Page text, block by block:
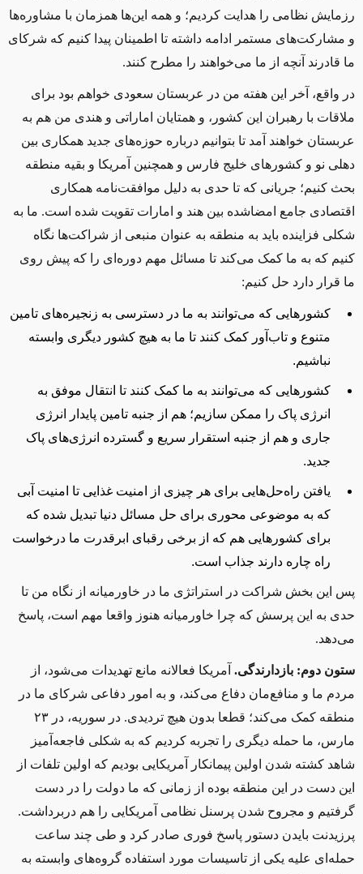
رزمایش نظامی را هدایت کردیم؛ و همه این‌ها همزمان با مشاوره‌ها
و مشارکت‌های مستمر ادامه داشته تا اطمینان پیدا کنیم که شرکای
ما قادرند آنچه از ما می‌خواهند را مطرح کنند.
در واقع، آخر این هفته من در عربستان سعودی خواهم بود برای
ملاقات با رهبران این کشور، و همتایان اماراتی و هندی من هم به
عربستان خواهند آمد تا بتوانیم درباره حوزه‌های جدید همکاری بین
دهلی نو و کشورهای خلیج فارس و همچنین آمریکا و بقیه منطقه
بحث کنیم؛ جریانی که تا حدی به دلیل موافقت‌نامه همکاری
اقتصادی جامع امضاشده بین هند و امارات تقویت شده است. ما به
‌شکلی فزاینده باید به منطقه به عنوان منبعی از شراکت‌ها نگاه
کنیم که به ما کمک می‌کند تا مسائل مهم دوره‌ای را که پیش روی
ما قرار دارد حل کنیم:
کشورهایی که می‌توانند به ما در دسترسی به زنجیره‌های تامین
متنوع و تاب‌آور کمک کنند تا ما به هیچ کشور دیگری وابسته
نباشیم.
کشورهایی که می‌توانند به ما کمک کنند تا انتقال موفق به
انرژی پاک را ممکن سازیم؛ هم از جنبه تامین پایدار انرژی
جاری و هم از جنبه استقرار سریع و گسترده انرژی‌های پاک
جدید.
یافتن راه‌حل‌هایی برای هر چیزی از امنیت غذایی تا امنیت آبی
که به موضوعی محوری برای حل مسائل دنیا تبدیل شده که
برای کشورهایی هم که از برخی رقبای ابرقدرت ما درخواست
راه چاره دارند جذاب است.
پس این بخش شراکت در استراتژی ما در خاورمیانه از نگاه من تا
حدی به این پرسش که چرا خاورمیانه هنوز واقعا مهم است، پاسخ
می‌دهد.
ستون دوم: بازدارندگی. آمریکا فعالانه مانع تهدیدات می‌شود، از
مردم‌ ما و منافع‌مان دفاع می‌کند، و به امور دفاعی شرکای ما در
منطقه کمک می‌کند؛ قطعا بدون هیچ تردیدی. در سوریه، در ۲۳
مارس، ما حمله دیگری را تجربه کردیم که به‌ شکلی فاجعه‌آمیز
شاهد کشته شدن اولین پیمانکار آمریکایی بودیم ‌که اولین تلفات از
این دست در این منطقه بوده از زمانی که ما دولت را در دست
گرفتیم‌ و مجروح شدن پرسنل نظامی آمریکایی را هم دربرداشت.
پرزیدنت بایدن دستور پاسخ فوری صادر کرد و طی چند ساعت
حمله‌ای علیه یکی از تاسیسات مورد استفاده گروه‌های وابسته به